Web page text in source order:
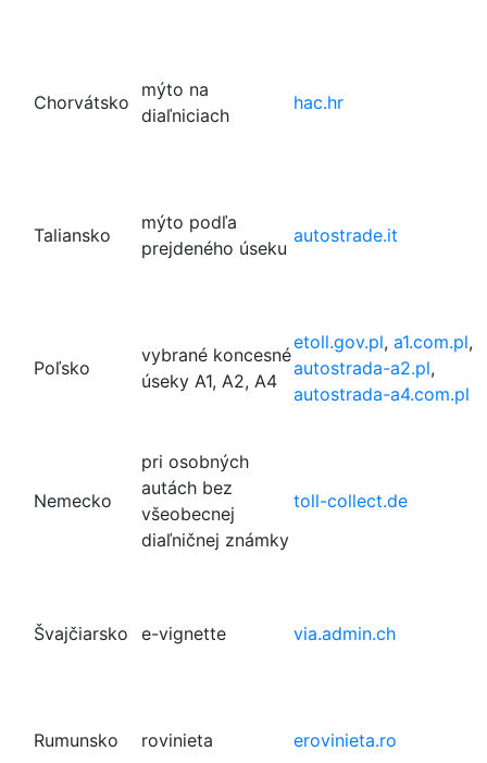
Chorvátsko
mýto na
diaľniciach
hac.hr
Taliansko
mýto podľa
prejdeného úseku
autostrade.it
Poľsko
vybrané koncesné
úseky A1, A2, A4
etoll.gov.pl, a1.com.pl,
autostrada-a2.pl,
autostrada-a4.com.pl
Nemecko
pri osobných
autách bez
všeobecnej
diaľničnej známky
toll-collect.de
Švajčiarsko e-vignette via.admin.ch
Rumunsko rovinieta erovinieta.ro